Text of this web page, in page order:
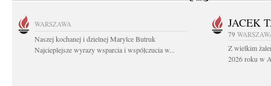
WARSZAWA
Naszej kochanej i dzielnej Marylce Butruk
Najcieplejsze wyrazy wsparcia i współczucia w...
JACEK
79
Z wielkim
2026 roku w